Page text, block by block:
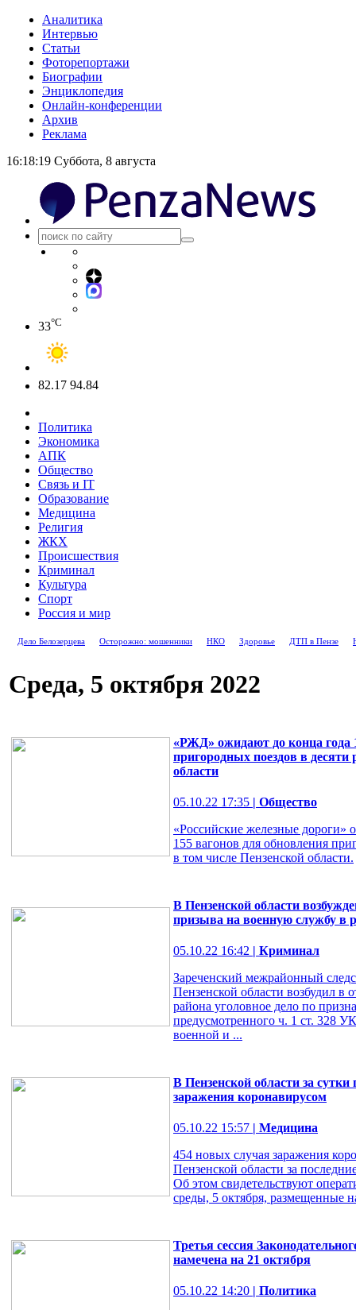
Аналитика
Интервью
Статьи
Фоторепортажи
Биографии
Энциклопедия
Онлайн-конференции
Архив
Реклама
16:18:19 Суббота, 8 августа
33°C
82.17 94.84
Политика
Экономика
АПК
Общество
Связь и IT
Образование
Медицина
Религия
ЖКХ
Происшествия
Криминал
Культура
Спорт
Россия и мир
Дело Белозерцева Осторожно: мошенники НКО Здоровье ДТП в Пензе
Среда, 5 октября 2022
«РЖД» ожидают до конца года
пригородных поездов в десяти
области
05.10.22 17:35 | Общество
«Российские железные дороги»
155 вагонов для обновления
в том числе Пензенской области.
В Пензенской области
призыва на военную службу в
05.10.22 16:42 | Криминал
Зареченский межрайонный
Пензенской области возбудил в
района уголовное дело по
предусмотренного ч. 1 ст. 328
военной и ...
В Пензенской области за
заражения коронавирусом
05.10.22 15:57 | Медицина
454 новых случая заражения
Пензенской области за
Об этом свидетельствуют
среды, 5 октября, размещенные
Третья сессия
намечена на 21 октября
05.10.22 14:20 | Политика